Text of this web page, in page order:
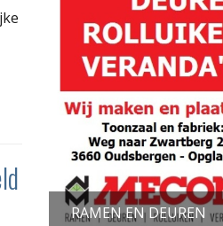
RAMEN EN DEUREN